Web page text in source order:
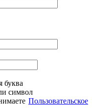
буква
символ
Пользовательское